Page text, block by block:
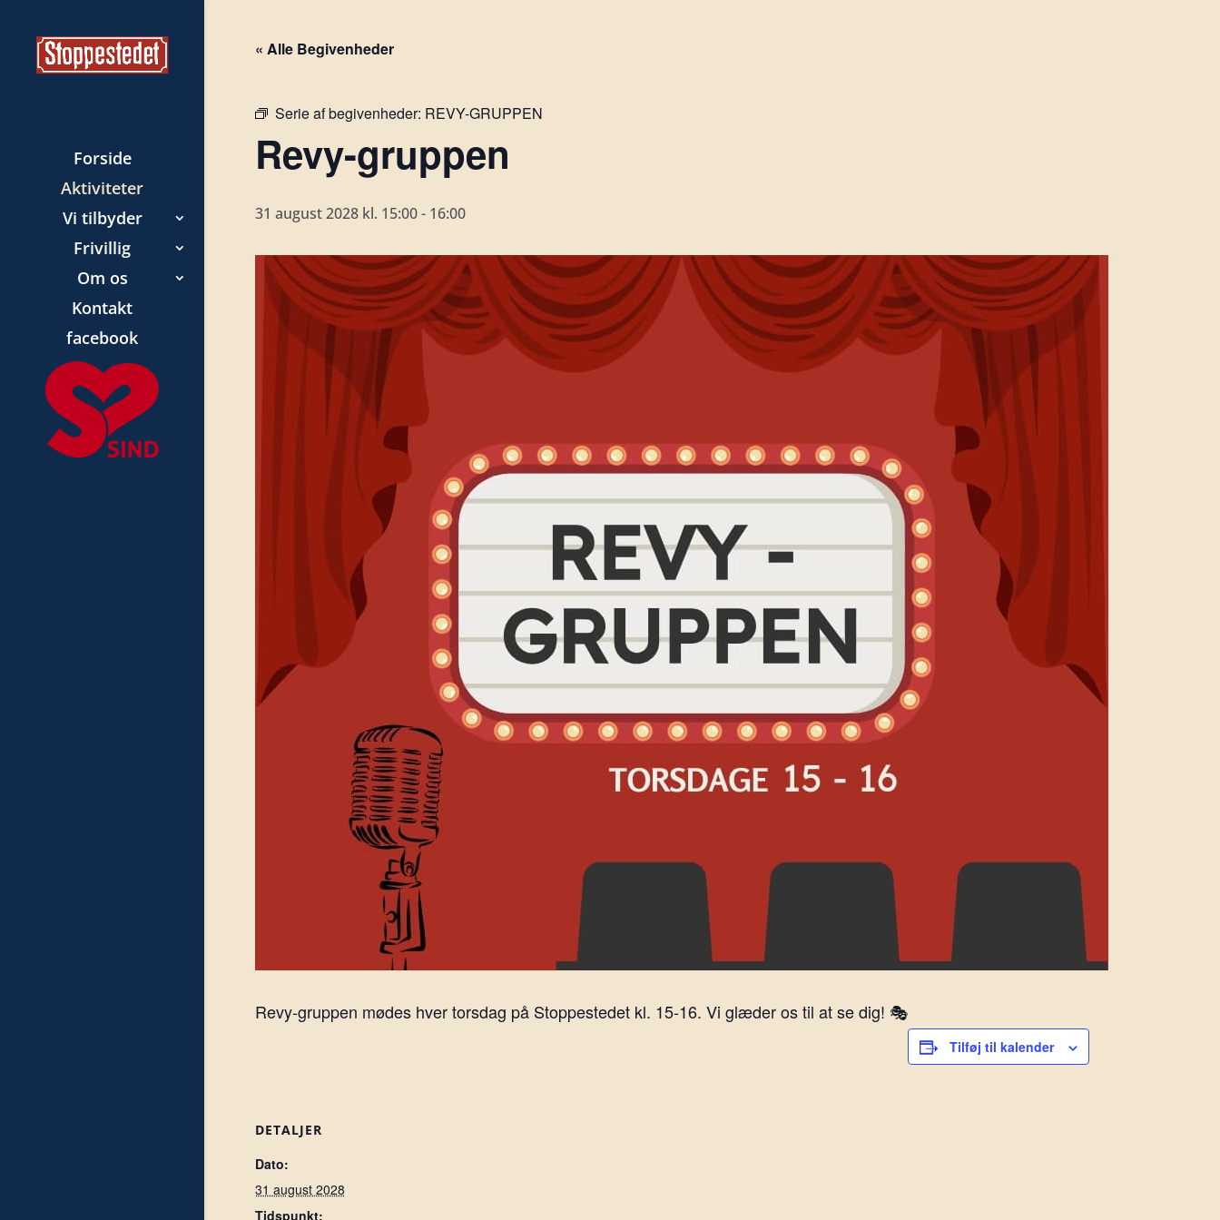
Forside
Aktiviteter
Vi tilbyder
Frivillig
Om os
Kontakt
facebook
« Alle Begivenheder
Serie af begivenheder: REVY-GRUPPEN
Revy-gruppen
31 august 2028 kl. 15:00- 16:00
Revy-gruppen mødes hver torsdag på Stoppestedet kl. 15-16. Vi glæder os til at se dig! 🎭
Tilføj til kalender
DETALJER
Dato:
31 august 2028
Tidspunkt: